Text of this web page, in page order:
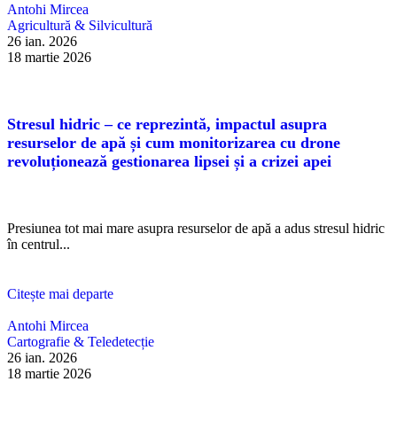
Antohi Mircea
Agricultură & Silvicultură
26 ian. 2026
18 martie 2026
Stresul hidric – ce reprezintă, impactul asupra
resurselor de apă și cum monitorizarea cu drone
revoluționează gestionarea lipsei și a crizei apei
Presiunea tot mai mare asupra resurselor de apă a adus stresul hidric
în centrul...
Citește mai departe
Antohi Mircea
Cartografie & Teledetecție
26 ian. 2026
18 martie 2026